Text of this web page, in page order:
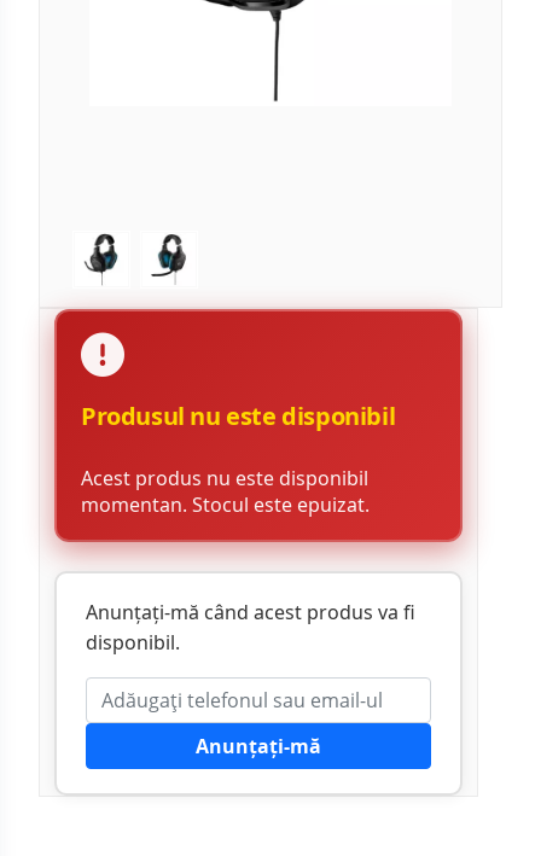
Produsul nu este disponibil
Acest produs nu este disponibil
momentan. Stocul este epuizat.
Anunțați-mă când acest produs va fi
disponibil.
Anunțați-mă